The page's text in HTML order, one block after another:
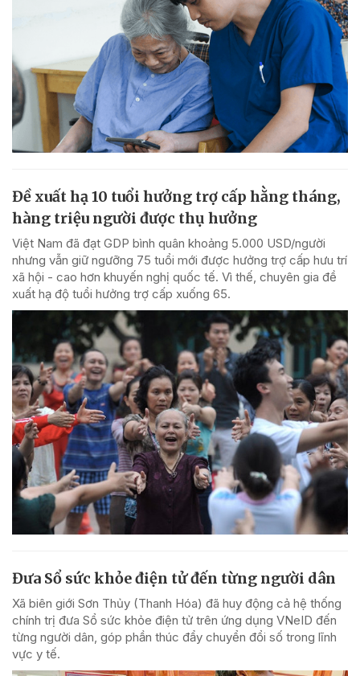
Đề xuất hạ 10 tuổi hưởng trợ cấp hằng tháng,
hàng triệu người được thụ hưởng
Việt Nam đã đạt GDP bình quân khoảng 5.000 USD/người
nhưng vẫn giữ ngưỡng 75 tuổi mới được hưởng trợ cấp hưu trí
xã hội - cao hơn khuyến nghị quốc tế. Vì thế, chuyên gia đề
xuất hạ độ tuổi hưởng trợ cấp xuống 65.
Đưa Sổ sức khỏe điện tử đến từng người dân
Xã biên giới Sơn Thủy (Thanh Hóa) đã huy động cả hệ thống
chính trị đưa Sổ sức khỏe điện tử trên ứng dụng VNeID đến
từng người dân, góp phần thúc đẩy chuyển đổi số trong lĩnh
vực y tế.